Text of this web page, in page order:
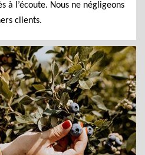
à l’écoute. Nous ne négligeons
clients.